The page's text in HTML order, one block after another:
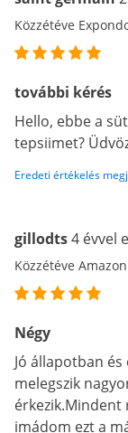
Közzétéve
további kérés
Hello, ebbe a
tepsiimet?
Eredeti értékelés
gillodts4 évvel
Közzétéve
Négy
Jó állapotban
melegszik
érkezik.Mindent
imádom ezt a